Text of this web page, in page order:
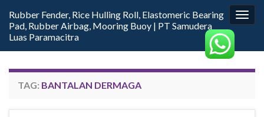
Rubber Fender, Rice Hulling Roll, Elastomeric Bearing
Pad, Rubber Airbag, Mooring Buoy | PT Samudera
Luas Paramacitra
TAG: BANTALAN DERMAGA